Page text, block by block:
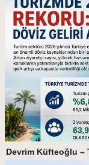
Devrim Küfteoğlu –